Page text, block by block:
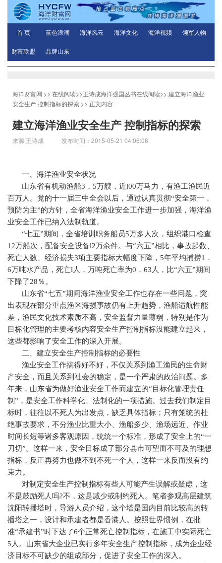
首 页 蓝色浪潮 海洋风云 海洋文化 海洋视频 领军人物
财富联盟 品牌山东
海洋财富网 >> 在线阅读>>王诗成海洋强国丛书在线阅读>> 建立海洋渔业
安全生产 控制指标的探索 >> 正文内容
建立海洋渔业安全生产 控制指标的探索
来源:王诗成 发布时间：2015-05-21 04:06:08
一、海洋渔业安全状况
山东省有机动渔船3 ． 5万艘，近l00万马力，有渔工渔民近
百万人。党的十一届三中全会以后，通过认真贯彻“安全第一，
预防为主”的方针，全省海洋渔业安全工作进一步加强，海洋渔
业安全工作已纳入法制轨道。
“七五”期间，全省培训职务船员5万多人次，组织港口检查
12万船次，配备安全设备l2万余件。与“六五”相比，事故起数、
死亡人数、经济损失3项主要指标大幅度下降， 5年平均捕捞1 ．
6万吨水产品，死亡l人，万吨死亡率为0 ． 63人，比“六五”期间
下降了28 ％。
山东省“七五”期间海洋渔业安全工作也存在一些问题，突
出表现在部分重点渔区海损事故仍有上升趋势，渔船适航性能
差，渔民文化技术素质不高，安全监督力量薄弱，特别是作为
目标化管理的主要考核内容安全生产控制指标没能建立起来，
这些都影响了安全工作的深入开展。
二、建立安全生产控制指标的必要性
渔业安全工作搞得好不好，不仅关系到渔工渔民的生命财
产安全，而且关系到社会的稳定，是一个严肃的政治问题。多
年来，山东省为做好渔业安全工作而建立的“目标化管理责任
制”，是安全工作科学化、法制化的一项措施。过去我们制定目
标时，往往以不死人为出发点，缺乏具体指标；只有笼统的杜
绝事故要求，不分渔业比重大小、渔船多少、渔场远近、作业
时间长短等诸多客观原因，统统一个标准，形成了安全上的“一
刀切”。这样一来，安全目标成了部分县市可望而不可及的理想
指标，反正再努力也做不到不死一个人，这样一来反而没有约
束力。
对制定安全生产控制指标有些人可能产生误解或疑虑，这
不是鼓励死人吗?不，这是减少或制约死人。笔者参观高层建筑
沈阳转播塔时，导游人员介绍，这个塔是国内目前比较高的转
播塔之一，设计和承建者都是香港人。按照世界惯例，在批
准“承建书”时下达了6个正常死亡控制指标，在施工中实际死亡
5人。山东省大企业已实行多年安全生产控制指标，成为企业经
济目标不可缺少的组成部分，促进了安全工作的深入。